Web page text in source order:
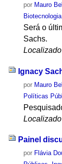
por Mauro
Biotecnologia
Será o
Sachs.
Ignacy
por Mauro
Políticas
Painel
por Flávia